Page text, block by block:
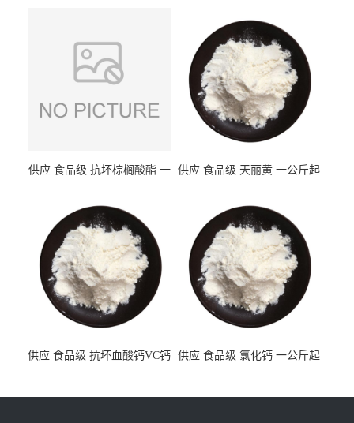
供应 食品级 抗坏棕榈酸酯 一
供应 食品级 天丽黄 一公斤起
供应 食品级 抗坏血酸钙VC钙 供应 食品级 氯化钙 一公斤起